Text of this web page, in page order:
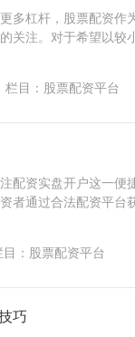
多杠杆，股票配资作
关注。对于希望以较
栏目： 股票配资平台
配资实盘开户这一便
者通过合法配资平台
： 股票配资平台
巧